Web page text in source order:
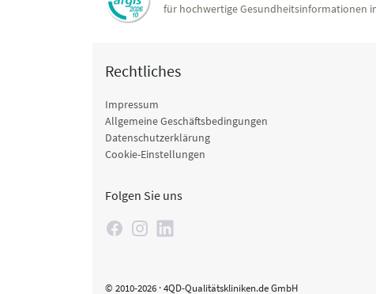
für hochwertige Gesundheitsinformationen
Rechtliches
Impressum
Allgemeine Geschäftsbedingungen
Datenschutzerklärung
Cookie-Einstellungen
Folgen Sie uns
© 2010-2026 · 4QD-Qualitätskliniken.de GmbH